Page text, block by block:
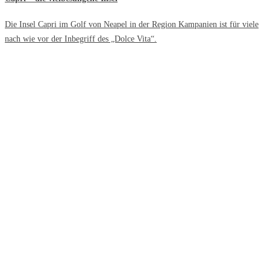
Die Insel Capri im Golf von Neapel in der Region Kampanien ist für viele
nach wie vor der Inbegriff des „Dolce Vita“.